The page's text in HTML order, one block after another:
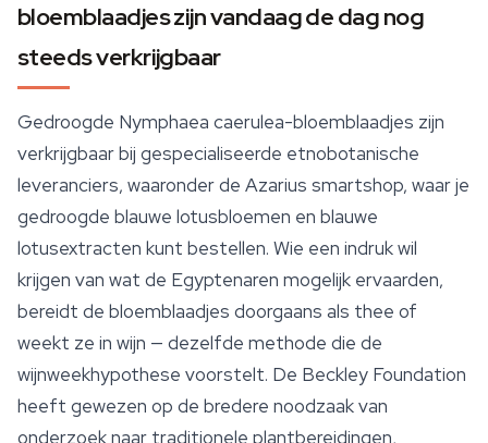
bloemblaadjes zijn vandaag de dag nog
steeds verkrijgbaar
Gedroogde Nymphaea caerulea-bloemblaadjes zijn
verkrijgbaar bij gespecialiseerde etnobotanische
leveranciers, waaronder de Azarius smartshop, waar je
gedroogde blauwe lotusbloemen en blauwe
lotusextracten kunt bestellen. Wie een indruk wil
krijgen van wat de Egyptenaren mogelijk ervaarden,
bereidt de bloemblaadjes doorgaans als thee of
weekt ze in wijn — dezelfde methode die de
wijnweekhypothese voorstelt. De Beckley Foundation
heeft gewezen op de bredere noodzaak van
onderzoek naar traditionele plantbereidingen,